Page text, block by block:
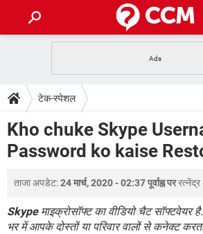
फोन पर अकाउंट बैलेंस चेक
WhatsApp Hack हो गया? Lucky
टेक-स्पेशल
2020 के फ्री एंटीवायरस
बेस्ट फ्री ऑनलाइन गेम्स
डाउनलोड
Vidmate PUBG
FORUM
TikTok Account Freeze हो गया JioPhone
SBI बैंक अकाउंट नंबर पता करें
केबल और कनेक्टर्स कंप्यूटर बस
टेक-स्पेशल
Kho chuke Skype
Password ko kaise
ताजा अपडेट:24 मार्च, 2020 - 02:37 पूर्वाह्न पर
Skypeमाइक्रोसॉफ्ट का वीडियो चैट सॉफ्टवेयर
भर में आपके दोस्तों या परिवार वालों से कनेक्ट